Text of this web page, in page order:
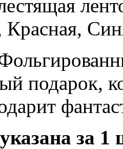
Красная,
подарок,
за 1